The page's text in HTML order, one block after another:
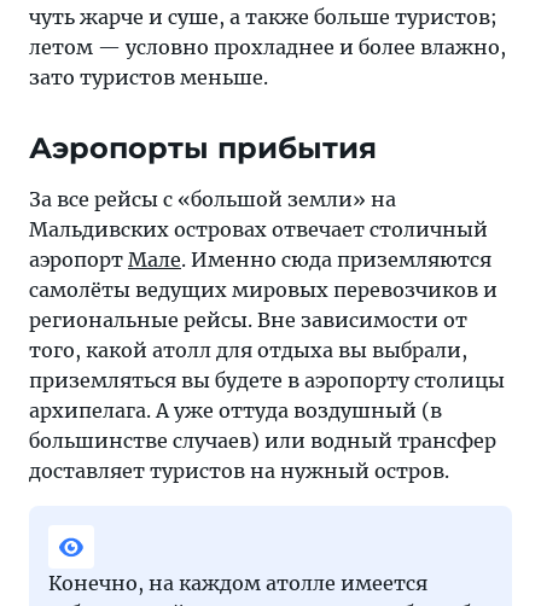
чуть жарче и суше, а также больше туристов;
летом — условно прохладнее и более влажно,
зато туристов меньше.
Аэропорты прибытия
За все рейсы с «большой земли» на
Мальдивских островах отвечает столичный
аэропорт Мале. Именно сюда приземляются
самолёты ведущих мировых перевозчиков и
региональные рейсы. Вне зависимости от
того, какой атолл для отдыха вы выбрали,
приземляться вы будете в аэропорту столицы
архипелага. А уже оттуда воздушный (в
большинстве случаев) или водный трансфер
доставляет туристов на нужный остров.
Конечно, на каждом атолле имеется